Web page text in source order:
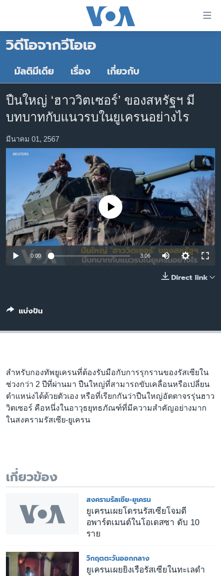
ต่อ
เนื้อหา
หลัก
ข้าม
ไป
หลัก
ข้าม
ค้นหา
หน้าหลัก
โลก
เอเชีย
สหรัฐฯ
ไทย
ธุรกิจ
วิทยาศาสตร์
สังคมและสุขภาพ
ไลฟ์สไตล์
ตรวจสอบข่าว
เรียนรู้ภาษาอังกฤษ
พอดคาสต์
วิดีโอจากวีโอเอ
มัลติมีเดีย เรื่อง เกี่ยวกับ
ปืนใหญ่ ‘ฮาววิตเซอร์’ ของสหรัฐฯ มี
บทบาทกับแนวรบในยูเครนอย่างไร
มีนาคม 01, 2567
No media source currently available
0:00 3:06
Direct link
แบ่งปัน
สำหรับกองทัพยูเครนที่ต้องรับมือกับการรุกรานของรัสเซียใน
ช่วงกว่า 2 ปีที่ผ่านมา ปืนใหญ่ที่สามารถขับเคลื่อนหรือเปลี่ยน
ตำแหน่งได้ด้วยตัวเอง หรือที่เรียกกันว่าปืนใหญ่อัตตาจรรุ่นฮาว
วิตเซอร์ คือหนึ่งในอาวุธยุทธภัณฑ์ที่มีความสำคัญอย่างมาก
ในสงครามรัสเซีย-ยูเครน
เกี่ยวข้อง
สงครามรัสเซีย-ยูเครน
ยูเครนเผยโดรนรัสเซียโจมตี
อพาร์ตเมนต์ในโอเดสซา ดับ 10
ราย
วิกฤตตะวันออกกลาง
ยูเครนเผยยิงเรือรัสเซียในทะเลดำ